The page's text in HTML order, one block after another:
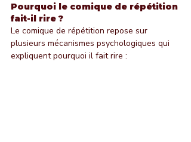
Pourquoi le comique de répétition
fait-il rire ?
Le comique de répétition repose sur
plusieurs mécanismes psychologiques qui
expliquent pourquoi il fait rire :